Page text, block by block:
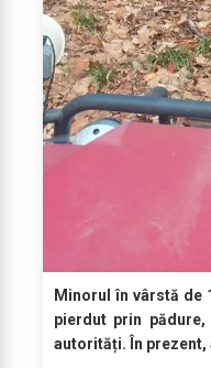
Minorul în vârstă de
pierdut prin
autorități. În prezent,